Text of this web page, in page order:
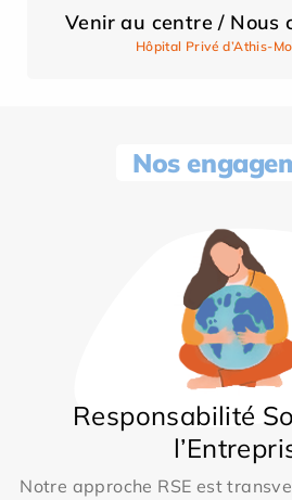
Venir au centre / Nous
Hôpital Privé d’Athis-
Nos
Responsabilité
Notre approche RSE est